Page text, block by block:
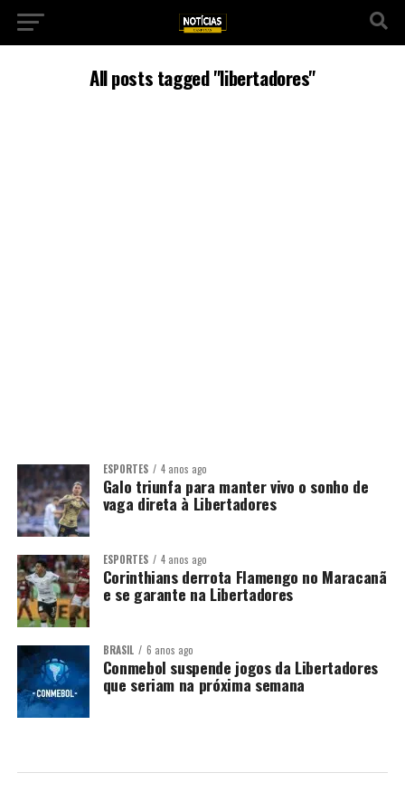
All posts tagged "libertadores"
ESPORTES 4 anos ago
Galo triunfa para manter vivo o sonho de
vaga direta à Libertadores
ESPORTES 4 anos ago
Corinthians derrota Flamengo no Maracanã
e se garante na Libertadores
BRASIL 6 anos ago
Conmebol suspende jogos da Libertadores
que seriam na próxima semana